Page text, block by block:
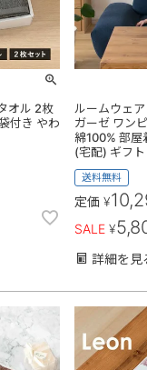
オル 2枚
付き やわ
ルームウェ
ガーゼ ワン
綿100% 部屋
(宅配) ギフ
送料無料
定価 ¥
SALE ¥
詳細を見